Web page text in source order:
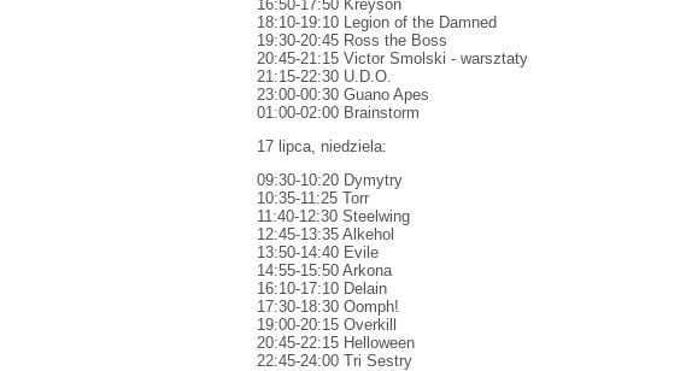
16:50-17:50 Kreyson
18:10-19:10 Legion of the Damned
19:30-20:45 Ross the Boss
20:45-21:15 Victor Smolski - warsztaty
21:15-22:30 U.D.O.
23:00-00:30 Guano Apes
01:00-02:00 Brainstorm
17 lipca, niedziela:
09:30-10:20 Dymytry
10:35-11:25 Torr
11:40-12:30 Steelwing
12:45-13:35 Alkehol
13:50-14:40 Evile
14:55-15:50 Arkona
16:10-17:10 Delain
17:30-18:30 Oomph!
19:00-20:15 Overkill
20:45-22:15 Helloween
22:45-24:00 Tri Sestry